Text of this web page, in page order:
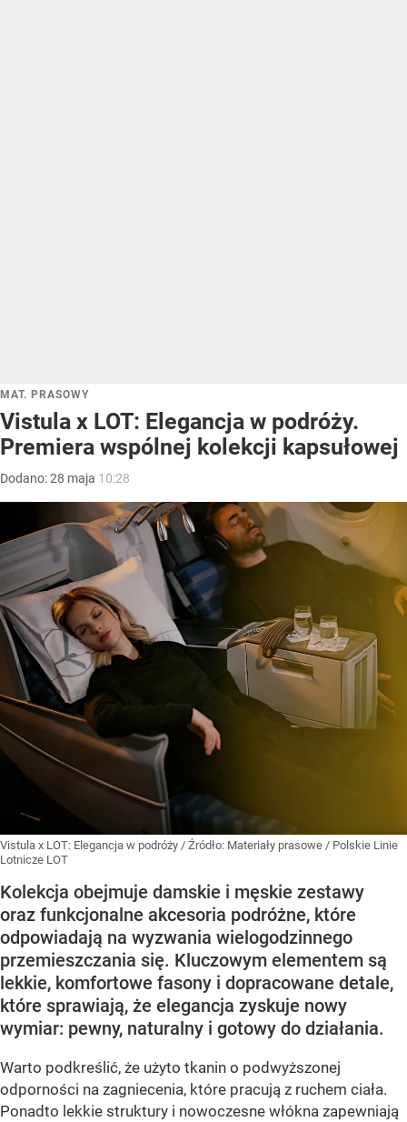
MAT. PRASOWY
Vistula x LOT: Elegancja w podróży.
Premiera wspólnej kolekcji kapsułowej
Dodano:28 maja 10:28
Vistula x LOT: Elegancja w podróży / Źródło: Materiały prasowe / Polskie Linie
Lotnicze LOT
Kolekcja obejmuje damskie i męskie zestawy
oraz funkcjonalne akcesoria podróżne, które
odpowiadają na wyzwania wielogodzinnego
przemieszczania się. Kluczowym elementem są
lekkie, komfortowe fasony i dopracowane detale,
które sprawiają, że elegancja zyskuje nowy
wymiar: pewny, naturalny i gotowy do działania.
Warto podkreślić, że użyto tkanin o podwyższonej
odporności na zagniecenia, które pracują z ruchem ciała.
Ponadto lekkie struktury i nowoczesne włókna zapewniają